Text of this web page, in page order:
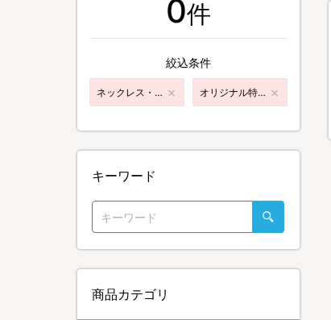
0件
絞込条件
ネックレス・ペンダント オリジナル特典付き
キーワード
商品カテゴリ